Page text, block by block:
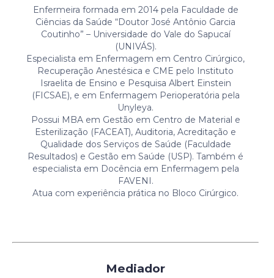
Enfermeira formada em 2014 pela Faculdade de
Ciências da Saúde “Doutor José Antônio Garcia
Coutinho” – Universidade do Vale do Sapucaí
(UNIVÁS).
Especialista em Enfermagem em Centro Cirúrgico,
Recuperação Anestésica e CME pelo Instituto
Israelita de Ensino e Pesquisa Albert Einstein
(FICSAE), e em Enfermagem Perioperatória pela
Unyleya.
Possui MBA em Gestão em Centro de Material e
Esterilização (FACEAT), Auditoria, Acreditação e
Qualidade dos Serviços de Saúde (Faculdade
Resultados) e Gestão em Saúde (USP). Também é
especialista em Docência em Enfermagem pela
FAVENI.
Atua com experiência prática no Bloco Cirúrgico.
Mediador